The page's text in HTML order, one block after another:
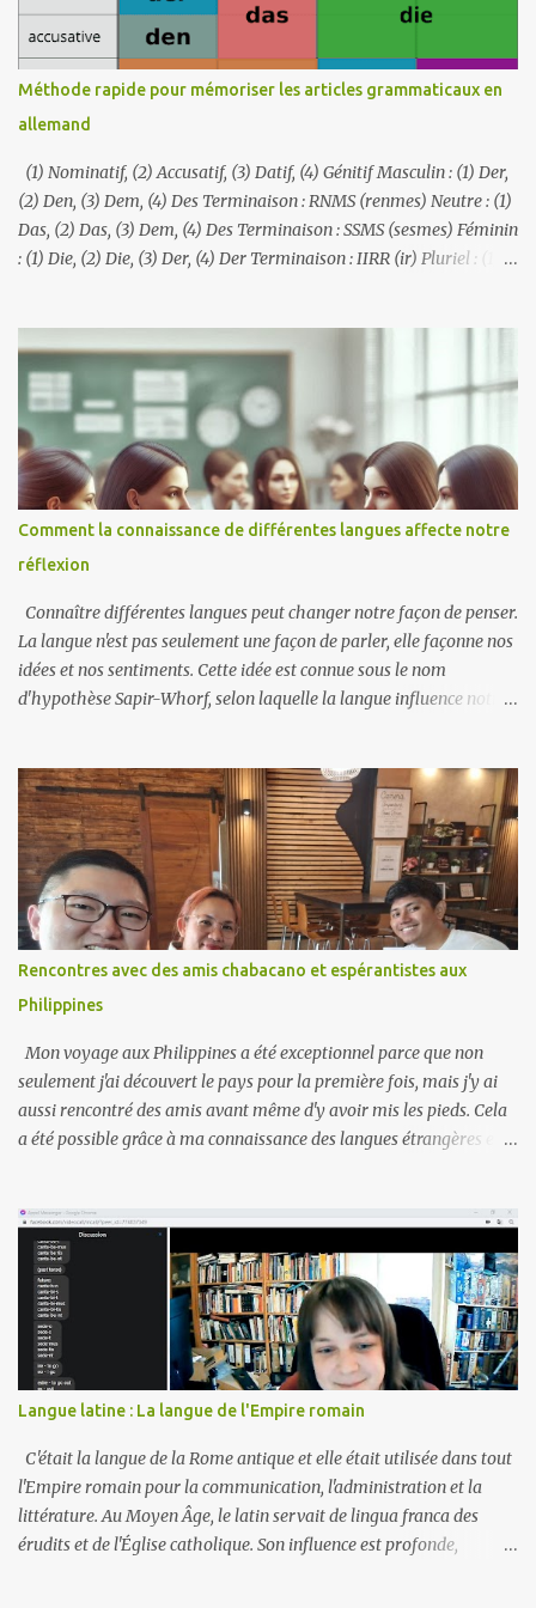
dans la littérature, les médias et l'éducation, reflétant le patrimoine
diversifié du pays. J'avais des camarades de classe afrikaners à
l'université, mais je ne connaissais pas leur langue. Je pensais qu'ils
parlaient néerlandais. Ce n'est que lorsque j'ai appris le néerlandais
que j'ai commencé à réaliser que leur l...
Méthode rapide pour mémoriser les articles grammaticaux en
allemand
(1) Nominatif, (2) Accusatif, (3) Datif, (4) Génitif Masculin : (1) Der,
(2) Den, (3) Dem, (4) Des Terminaison : RNMS (renmes) Neutre : (1)
Das, (2) Das, (3) Dem, (4) Des Terminaison : SSMS (sesmes) Féminin
: (1) Die, (2) Die, (3) Der, (4) Der Terminaison : IIRR (ir) Pluriel : (1)
Comment la connaissance de différentes langues affecte notre
réflexion
Connaître différentes langues peut changer notre façon de penser.
La langue n'est pas seulement une façon de parler, elle façonne nos
idées et nos sentiments. Cette idée est connue sous le nom
d'hypothèse Sapir-Whorf, selon laquelle la langue influence notre
langues ont des mots et des expressions uniques qui peuvent
changer notre compréhension des choses. Par exemple, le mot
allemand « schadenfreude » décrit notre joie quand quelqu’un
d’autre a un problème. Ce mot spécifique n'existe peut-être pas
dans plusieurs autres langues, ce qui montre comment la langue
peut façonner nos pensées sur les émotions. Parler plus d'une
langue peut rendre notre cerveau plus flexible, ce qui nous permet
de passer plus facilement d'une façon de penser à une autre. Les
personnes bilingues réussissent souvent mieux dans les tâches qui
nécessitent de la...
Rencontres avec des amis chabacano et espérantistes aux
Philippines
Mon voyage aux Philippines a été exceptionnel parce que non
seulement j'ai découvert le pays pour la première fois, mais j'y ai
aussi rencontré des amis avant même d'y avoir mis les pieds. Cela
a été possible grâce à ma connaissance des langues étrangères et à
possibilité de rencontrer ses membres dans d'autres pays. Lors de
ce voyage, j'ai rencontré deux amis, l'un chabacano et l'autre
espérantiste. Ils ne se connaissaient pas, alors j'ai organisé des
rencontres séparées. De plus, je comptais bien parler chabacano et
espéranto. Je maîtrise les deux langues, contrairement à eux. J'ai
vraiment apprécié ces moments passés en leur compagnie, à parler
chabacano et espéranto. Nous avons échangé sur nos expériences
respectives d'apprentissage et de vie avec ces langues, ainsi que sur
leur évolution. Mon amie chabacano est...
Langue latine : La langue de l'Empire romain
C'était la langue de la Rome antique et elle était utilisée dans tout
l'Empire romain pour la communication, l'administration et la
littérature. Au Moyen Âge, le latin servait de lingua franca des
érudits et de l'Église catholique. Son influence est profonde,